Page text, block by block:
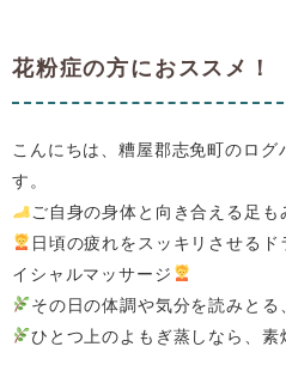
花粉症の方におススメ！
こんにちは、糟屋郡志免町のロ
す。
ご自身の身体と向き合える足も
日頃の疲れをスッキリさせる
イシャルマッサージ
その日の体調や気分を読みとる
ひとつ上のよもぎ蒸しなら、素